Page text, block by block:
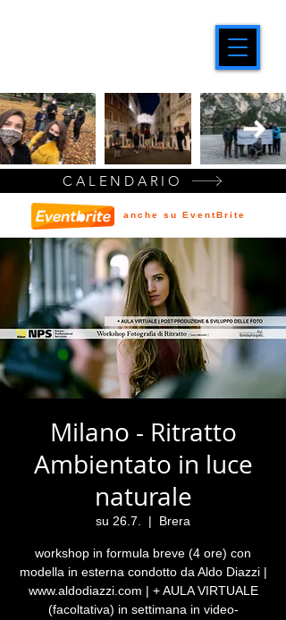
Milano - Ritratto
Ambientato in luce
naturale
su 26.7.
  |
Brera
workshop in formula breve (4 ore) con
modella in esterna condotto da Aldo Diazzi |
www.aldodiazzi.com | + AULA VIRTUALE
(facoltativa) in settimana in video-
CALENDARIO
anche su EventBrite